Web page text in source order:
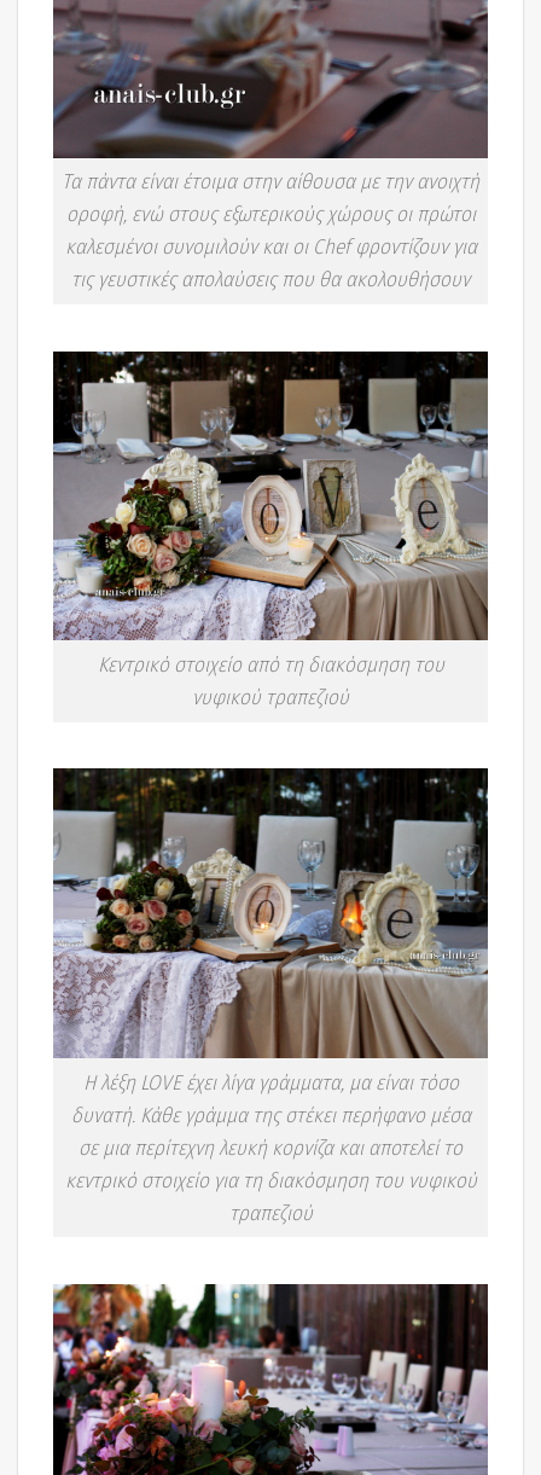
Τα πάντα είναι έτοιμα στην αίθουσα με την ανοιχτή
οροφή, ενώ στους εξωτερικούς χώρους οι πρώτοι
καλεσμένοι συνομιλούν και οι Chef φροντίζουν για
τις γευστικές απολαύσεις που θα ακολουθήσουν
Κεντρικό στοιχείο από τη διακόσμηση του
νυφικού τραπεζιού
Η λέξη LOVE έχει λίγα γράμματα, μα είναι τόσο
δυνατή. Κάθε γράμμα της στέκει περήφανο μέσα
σε μια περίτεχνη λευκή κορνίζα και αποτελεί το
κεντρικό στοιχείο για τη διακόσμηση του νυφικού
τραπεζιού